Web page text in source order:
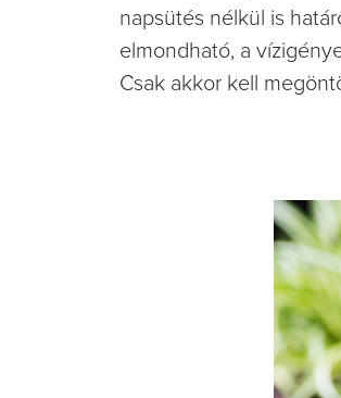
napsütés nélkül is
elmondható, a
Csak akkor kell